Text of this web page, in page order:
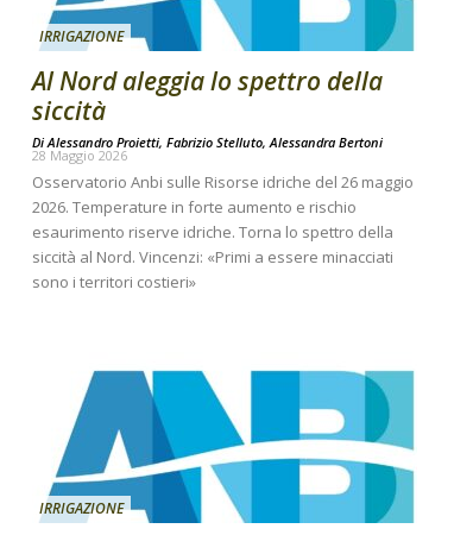
IRRIGAZIONE
Al Nord aleggia lo spettro della
siccità
DiAlessandro Proietti, Fabrizio Stelluto, Alessandra Bertoni
28 Maggio 2026
Osservatorio Anbi sulle Risorse idriche del 26 maggio
2026. Temperature in forte aumento e rischio
esaurimento riserve idriche. Torna lo spettro della
siccità al Nord. Vincenzi: «Primi a essere minacciati
sono i territori costieri»
IRRIGAZIONE